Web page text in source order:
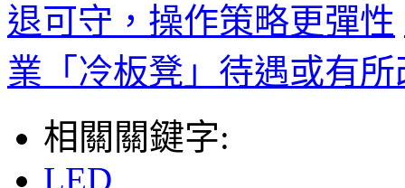
退可守，操作策略更彈性
業「冷板凳」待遇或有所
相關關鍵字:
LED